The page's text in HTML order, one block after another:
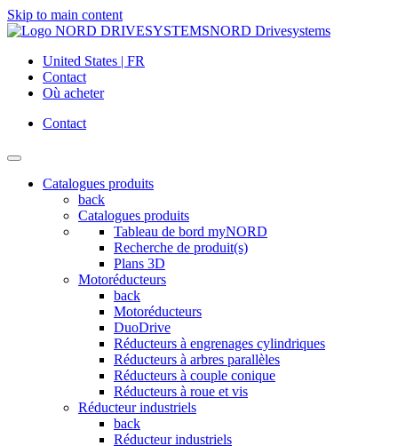
Skip to main content
NORD Drivesystems
United States | FR
Contact
Où acheter
Contact
Catalogues produits
back
Catalogues produits
Tableau de bord myNORD
Recherche de produit(s)
Plans 3D
Motoréducteurs
back
Motoréducteurs
DuoDrive
Réducteurs à engrenages cylindriques
Réducteurs à arbres parallèles
Réducteurs à couple conique
Réducteurs à roue et vis
Réducteur industriels
back
Réducteur industriels